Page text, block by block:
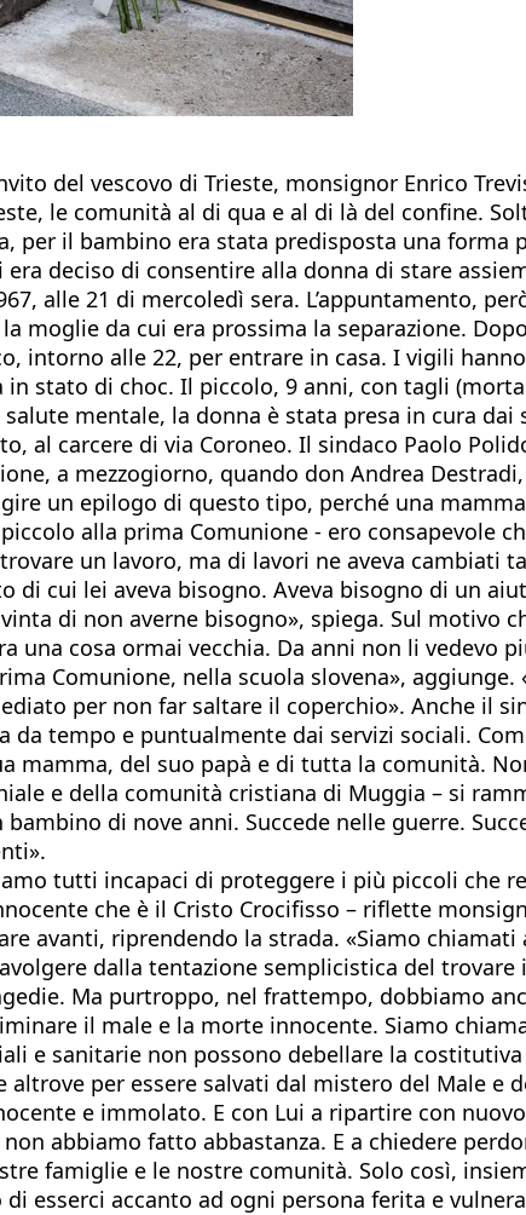
del vescovo di Trieste, monsignor Enrico
le comunità al di qua e al di là del confine.
per il bambino era stata predisposta una forma
deciso di consentire alla donna di stare
alle 21 di mercoledì sera. L’appuntamento,
da cui era prossima la separazione.
alle 22, per entrare in casa. I vigili
stato di choc. Il piccolo, 9 anni, con tagli
mentale, la donna è stata presa in cura dai
al carcere di via Coroneo. Il sindaco Paolo
a mezzogiorno, quando don Andrea
un epilogo di questo tipo, perché una
alla prima Comunione - ero consapevole
un lavoro, ma di lavori ne aveva cambiati
cui lei aveva bisogno. Aveva bisogno di un
di non averne bisogno», spiega. Sul motivo
una cosa ormai vecchia. Da anni non li vedevo
Comunione, nella scuola slovena», aggiunge.
per non far saltare il coperchio». Anche il
tempo e puntualmente dai servizi sociali.
mamma, del suo papà e di tutta la comunità.
e della comunità cristiana di Muggia – si
di nove anni. Succede nelle guerre.
tutti incapaci di proteggere i più piccoli che
che è il Cristo Crocifisso – riflette
avanti, riprendendo la strada. «Siamo
dalla tentazione semplicistica del
Ma purtroppo, nel frattempo, dobbiamo
il male e la morte innocente. Siamo
e sanitarie non possono debellare la
per essere salvati dal mistero del Male e
e immolato. E con Lui a ripartire con
abbiamo fatto abbastanza. E a chiedere
famiglie e le nostre comunità. Solo così,
esserci accanto ad ogni persona ferita e